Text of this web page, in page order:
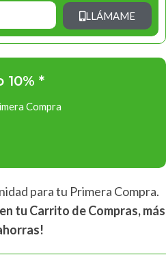
LLÁMAME
*
Compra
para tu Primera Compra.
tu Carrito de Compras, más